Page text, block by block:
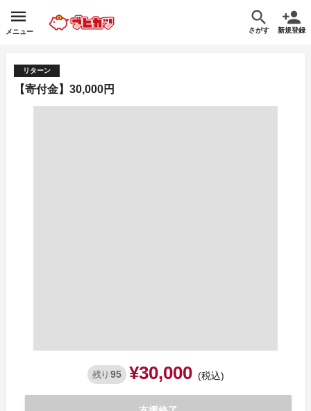
メニュー さがす 新規登録
リターン
【寄付金】30,000円
残り 95 ¥30,000 (税込)